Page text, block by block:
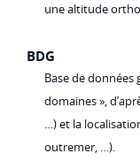
une altitude
BDG
Base de données
domaines »,
…) et la
outremer, …).